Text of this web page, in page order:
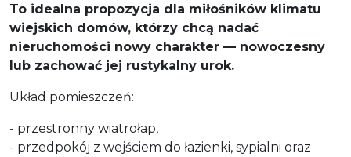
To idealna propozycja dla miłośników klimatu
wiejskich domów, którzy chcą nadać
nieruchomości nowy charakter — nowoczesny
lub zachować jej rustykalny urok.
Układ pomieszczeń:
- przestronny wiatrołap,
- przedpokój z wejściem do łazienki, sypialni oraz